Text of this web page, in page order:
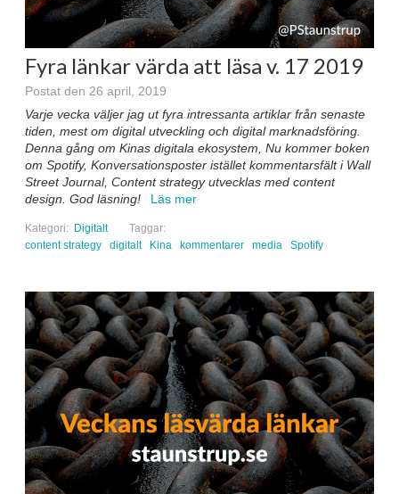
Fyra länkar värda att läsa v. 17 2019
Postat den 26 april, 2019
Varje vecka väljer jag ut fyra intressanta artiklar från senaste
tiden, mest om digital utveckling och digital marknadsföring.
Denna gång om Kinas digitala ekosystem, Nu kommer boken
om Spotify, Konversationsposter istället kommentarsfält i Wall
Street Journal, Content strategy utvecklas med content
design. God läsning!
Läs mer
Kategori: Digitalt
Taggar:
content strategy
digitalt Kina kommentarer media Spotify